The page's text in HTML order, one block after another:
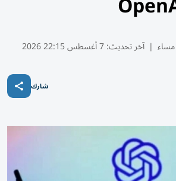
| آخر تحديث:7 أغسطس 22:15 2026
شارك